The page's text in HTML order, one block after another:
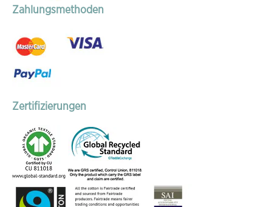
Zahlungsmethoden
Zertifizierungen